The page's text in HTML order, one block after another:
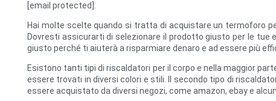
[email protected].
Hai molte scelte quando si tratta di acquistare un termoforo
Dovresti assicurarti di selezionare il prodotto giusto per le
giusto perché ti aiuterà a risparmiare denaro e ad essere più
Esistono tanti tipi di riscaldatori per il corpo e nella maggior
essere trovati in diversi colori e stili. Il secondo tipo di
essere acquistato da diversi negozi, come amazon, ebay e